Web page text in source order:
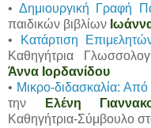
• Δημιουργική Γραφή
παιδικών βιβλίων
•
Κατάρτιση
Καθηγήτρια
Άννα Ιορδανίδου
• Μικρο-διδασκαλία:
την
Ελένη
Καθηγήτρια-Σύμβουλο